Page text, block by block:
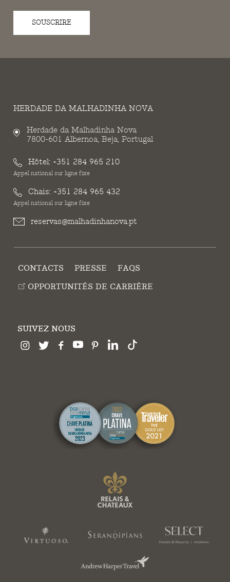
SOUSCRIRE
HERDADE DA MALHADINHA NOVA
Herdade da Malhadinha Nova
7800-601 Albernoa, Beja, Portugal
Hôtel: +351 284 965 210
Appel national sur ligne fixe
Chais: +351 284 965 432
Appel national sur ligne fixe
reservas@malhadinhanova.pt
CONTACTS PRESSE
FAQS
OPPORTUNITÉS DE CARRIÈRE
SUIVEZ NOUS